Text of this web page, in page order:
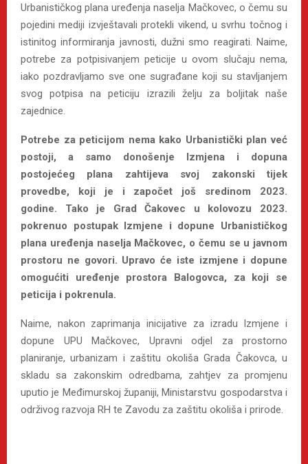
Urbanističkog plana uređenja naselja Mačkovec, o čemu su
pojedini mediji izvještavali protekli vikend, u svrhu točnog i
istinitog informiranja javnosti, dužni smo reagirati. Naime,
potrebe za potpisivanjem peticije u ovom slučaju nema,
iako pozdravljamo sve one sugrađane koji su stavljanjem
svog potpisa na peticiju izrazili želju za boljitak naše
zajednice.
Potrebe za peticijom nema kako Urbanistički plan već
postoji, a samo donošenje Izmjena i dopuna
postojećeg plana zahtijeva svoj zakonski tijek
provedbe, koji je i započet još sredinom 2023.
godine. Tako je Grad Čakovec u kolovozu 2023.
pokrenuo postupak Izmjene i dopune Urbanističkog
plana uređenja naselja Mačkovec, o čemu se u javnom
prostoru ne govori. Upravo će iste izmjene i dopune
omogućiti uređenje prostora Balogovca, za koji se
peticija i pokrenula.
Naime, nakon zaprimanja inicijative za izradu Izmjene i
dopune UPU Mačkovec, Upravni odjel za prostorno
planiranje, urbanizam i zaštitu okoliša Grada Čakovca, u
skladu sa zakonskim odredbama, zahtjev za promjenu
uputio je Međimurskoj županiji, Ministarstvu gospodarstva i
održivog razvoja RH te Zavodu za zaštitu okoliša i prirode.